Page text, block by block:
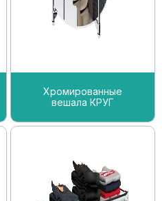
Хромированные
вешала КРУГ